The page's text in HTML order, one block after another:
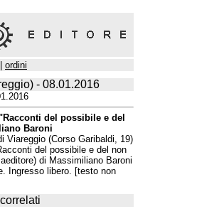
ordini
- 08.01.2016
del possibile e del
Baroni
Viareggio (Corso Garibaldi, 19)
del possibile e del non
di Massimiliano Baroni
Ingresso libero. [testo non